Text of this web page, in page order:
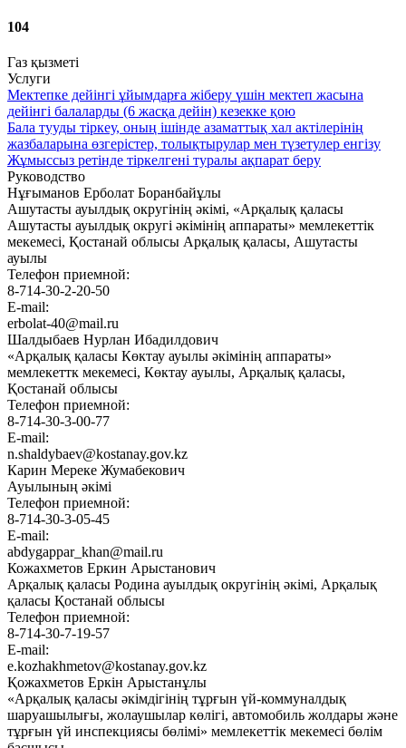
104
Газ қызметі
Услуги
Мектепке дейінгі ұйымдарға жіберу үшін мектеп жасына
дейінгі балаларды (6 жасқа дейін) кезекке қою
Бала тууды тіркеу, оның ішінде азаматтық хал актілерінің
жазбаларына өзгерістер, толықтырулар мен түзетулер енгізу
Жұмыссыз ретінде тіркелгені туралы ақпарат беру
Руководство
Нұғыманов Ерболат Боранбайұлы
Ашутасты ауылдық округінің әкімі, «Арқалық қаласы
Ашутасты ауылдық округі әкімінің аппараты» мемлекеттік
мекемесі, Қостанай облысы Арқалық қаласы, Ашутасты
ауылы
Телефон приемной:
8-714-30-2-20-50
E-mail:
erbolat-40@mail.ru
Шалдыбаев Нурлан Ибадилдович
«Арқалық қаласы Көктау ауылы әкімінің аппараты»
мемлекеттк мекемесі, Көктау ауылы, Арқалық қаласы,
Қостанай облысы
Телефон приемной:
8-714-30-3-00-77
E-mail:
n.shaldybaev@kostanay.gov.kz
Карин Мереке Жумабекович
Ауылының әкімі
Телефон приемной:
8-714-30-3-05-45
E-mail:
abdygappar_khan@mail.ru
Кожахметов Еркин Арыстанович
Арқалық қаласы Родина ауылдық округінің әкімі, Арқалық
қаласы Қостанай облысы
Телефон приемной:
8-714-30-7-19-57
E-mail:
e.kozhakhmetov@kostanay.gov.kz
Қожахметов Еркін Арыстанұлы
«Арқалық қаласы әкімдігінің тұрғын үй-коммуналдық
шаруашылығы, жолаушылар көлігі, автомобиль жолдары және
тұрғын үй инспекциясы бөлімі» мемлекеттік мекемесі бөлім